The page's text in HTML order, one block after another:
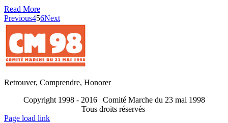
Read More
Previous456Next
Retrouver, Comprendre, Honorer
Copyright 1998 - 2016 | Comité Marche du 23 mai 1998
Tous droits réservés
Toggle
Page load link